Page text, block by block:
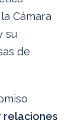
Cámara
su
de
relaciones